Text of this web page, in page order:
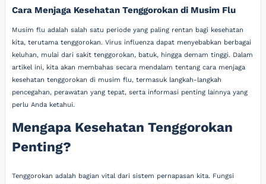
Cara Menjaga Kesehatan Tenggorokan di Musim Flu
Musim flu adalah salah satu periode yang paling rentan bagi kesehatan
kita, terutama tenggorokan. Virus influenza dapat menyebabkan berbagai
keluhan, mulai dari sakit tenggorokan, batuk, hingga demam tinggi. Dalam
artikel ini, kita akan membahas secara mendalam tentang cara menjaga
kesehatan tenggorokan di musim flu, termasuk langkah-langkah
pencegahan, perawatan yang tepat, serta informasi penting lainnya yang
perlu Anda ketahui.
Mengapa Kesehatan Tenggorokan
Penting?
Tenggorokan adalah bagian vital dari sistem pernapasan kita. Fungsi